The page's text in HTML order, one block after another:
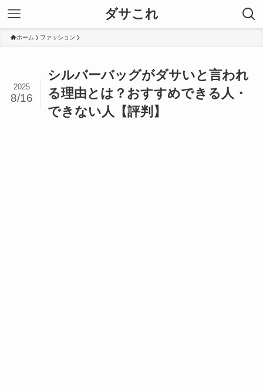
ダサこれ
ホーム ファッション
シルバーバッグがダサいと言われ
る理由とは？おすすめできる人・
できない人【評判】
2025
8/16